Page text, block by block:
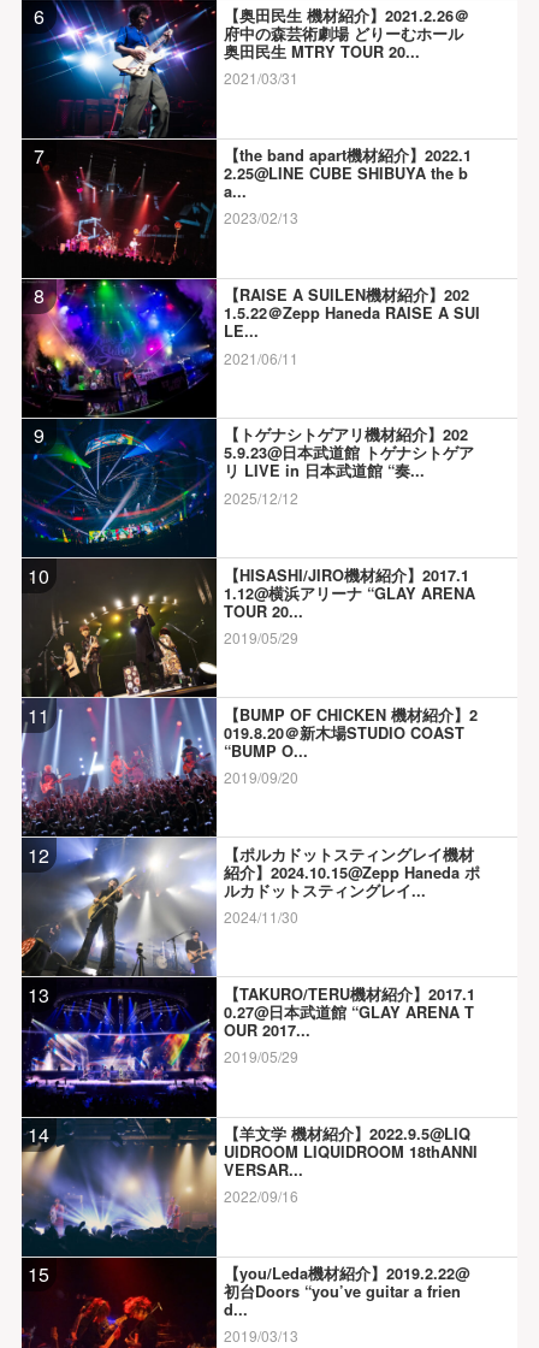
6
【奥田民生 機材紹介】2021.2.26＠
府中の森芸術劇場 どりーむホール
奥田民生 MTRY TOUR 20...
2021/03/31
7
【the band apart機材紹介】2022.1
2.25@LINE CUBE SHIBUYA the b
a...
2023/02/13
8
【RAISE A SUILEN機材紹介】202
1.5.22＠Zepp Haneda RAISE A SUI
LE...
2021/06/11
9
【トゲナシトゲアリ機材紹介】202
5.9.23@日本武道館 トゲナシトゲア
リ LIVE in 日本武道館 “奏...
2025/12/12
10
【HISASHI/JIRO機材紹介】2017.1
1.12@横浜アリーナ “GLAY ARENA
TOUR 20...
2019/05/29
11
【BUMP OF CHICKEN 機材紹介】2
019.8.20＠新木場STUDIO COAST
“BUMP O...
2019/09/20
12
【ポルカドットスティングレイ機材
紹介】2024.10.15@Zepp Haneda ポ
ルカドットスティングレイ...
2024/11/30
13
【TAKURO/TERU機材紹介】2017.1
0.27@日本武道館 “GLAY ARENA T
OUR 2017...
2019/05/29
14
【羊文学 機材紹介】2022.9.5@LIQ
UIDROOM LIQUIDROOM 18thANNI
VERSAR...
2022/09/16
15
【you/Leda機材紹介】2019.2.22@
初台Doors “you’ve guitar a frien
d...
2019/03/13